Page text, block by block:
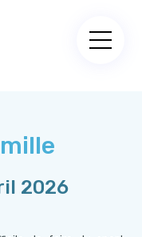
2026